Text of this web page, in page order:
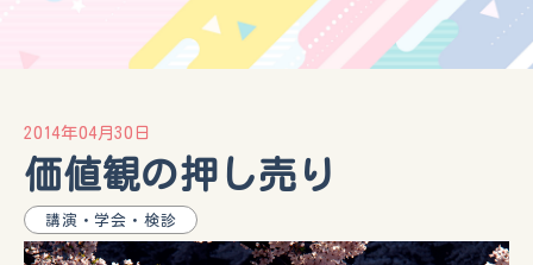
2014年04月30日
価値観の押し売り
講演・学会・検診